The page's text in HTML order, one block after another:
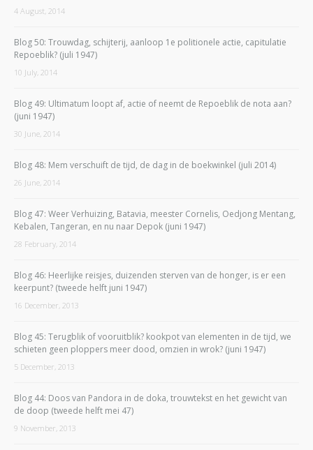
4 August, 2014
Blog 50: Trouwdag, schijterij, aanloop 1e politionele actie, capitulatie
Repoeblik? (juli 1947)
10 July, 2014
Blog 49: Ultimatum loopt af, actie of neemt de Repoeblik de nota aan?
(juni 1947)
30 June, 2014
Blog 48: Mem verschuift de tijd, de dag in de boekwinkel (juli 2014)
26 June, 2014
Blog 47: Weer Verhuizing, Batavia, meester Cornelis, Oedjong Mentang,
Kebalen, Tangeran, en nu naar Depok (juni 1947)
28 February, 2014
Blog 46: Heerlijke reisjes, duizenden sterven van de honger, is er een
keerpunt? (tweede helft juni 1947)
16 December, 2013
Blog 45: Terugblik of vooruitblik? kookpot van elementen in de tijd, we
schieten geen ploppers meer dood, omzien in wrok? (juni 1947)
5 December, 2013
Blog 44: Doos van Pandora in de doka, trouwtekst en het gewicht van
de doop (tweede helft mei 47)
9 November, 2013